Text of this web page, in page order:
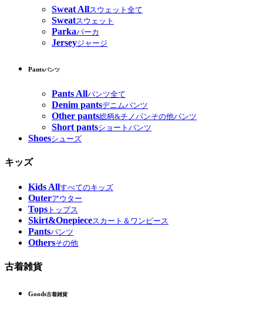
Sweat Allスウェット全て
Sweatスウェット
Parkaパーカ
Jerseyジャージ
Pantsパンツ
Pants Allパンツ全て
Denim pantsデニムパンツ
Other pants総柄&チノパンその他パンツ
Short pantsショートパンツ
Shoesシューズ
キッズ
Kids Allすべてのキッズ
Outerアウター
Tops トップス
Skirt&Onepieceスカート＆ワンピース
Pantsパンツ
Othersその他
古着雑貨
Goods古着雑貨